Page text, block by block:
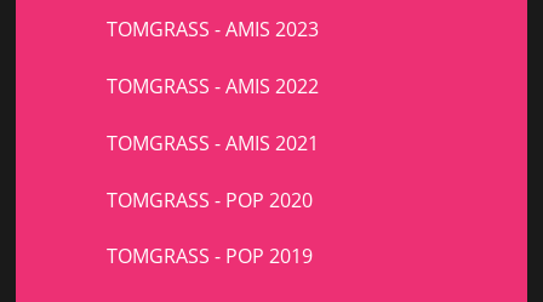
TOMGRASS - AMIS 2023
TOMGRASS - AMIS 2022
TOMGRASS - AMIS 2021
TOMGRASS - POP 2020
TOMGRASS - POP 2019